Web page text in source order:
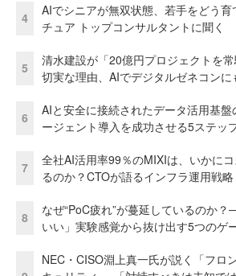
4
AIでシニアが無双状態、若手をどう
チュア トップコンサルタントに聞く
5
清水建設が「20億円プロジェクトを
切実な理由、AIでデジタルゼネコンに
6
AIと安全に接続されたデータ活用基
ージェント導入を成功させる5ステッ
7
全社AI活用率99％のMIXIは、いかに
るのか？CTOが語るインフラ運用戦略
8
なぜ“PoC疲れ”が蔓延しているのか
いい」実験感覚から抜け出す5つのゲ
NEC・CISO淵上真一氏が説く「フロ